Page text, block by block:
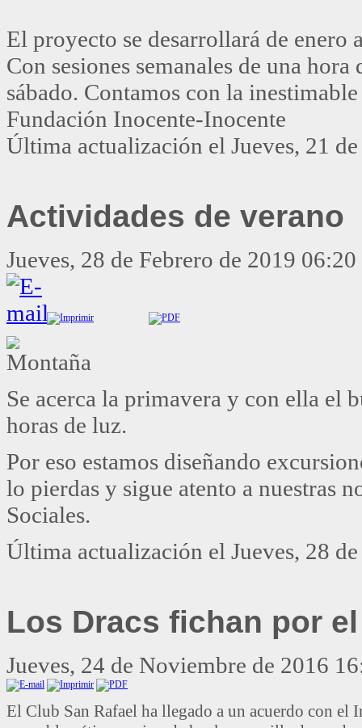
El proyecto se desarrollará de enero
Con sesiones semanales de una
sábado. Contamos con la
Fundación Inocente-Inocente
Última actualización el Jueves, 21
Actividades de verano
Jueves, 28 de Febrero de 2019 06:20
Se acerca la primavera y con ella el
horas de luz.
Por eso estamos diseñando
lo pierdas y sigue atento a nuestras
Sociales.
Última actualización el Jueves, 28
Los Dracs fichan por
Jueves, 24 de Noviembre de 2016
El Club San Rafael ha llegado a un acuerdo con el